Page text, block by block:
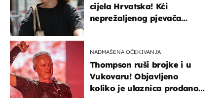
cijela Hrvatska! Kći
neprežaljenog pjevača
NADMAŠENA OČEKIVANJA
Thompson ruši brojke i u
Vukovaru! Objavljeno
koliko je ulaznica prodano